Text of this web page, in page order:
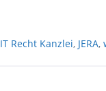
IT Recht Kanzlei, JERA,